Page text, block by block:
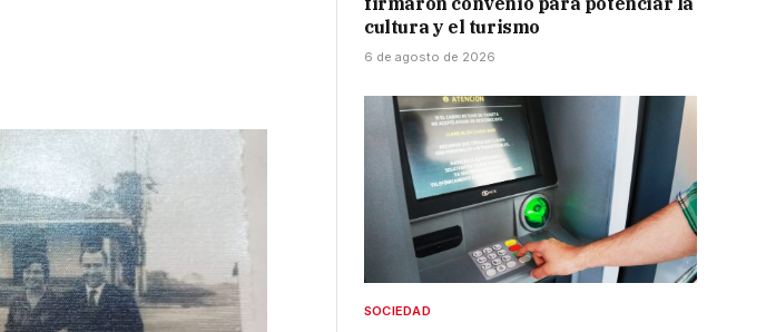
cultura y el turismo
6 de agosto de 2026
SOCIEDAD